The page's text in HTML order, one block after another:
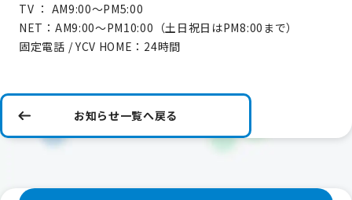
TV ： AM9:00～PM5:00
NET：AM9:00～PM10:00（土日祝日はPM8:00まで）
固定電話 / YCV HOME：24時間
お知らせ一覧へ戻る